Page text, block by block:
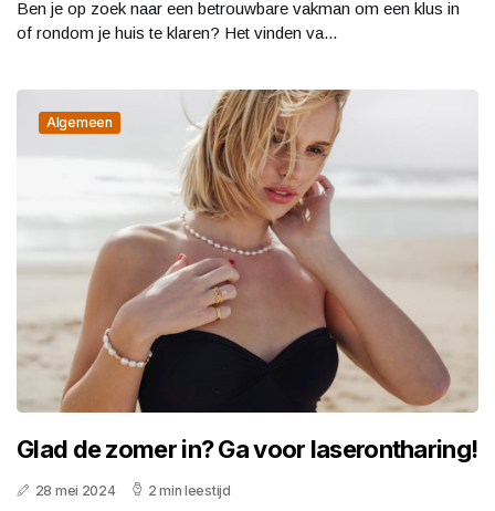
Ben je op zoek naar een betrouwbare vakman om een klus in
of rondom je huis te klaren? Het vinden va...
Algemeen
Glad de zomer in? Ga voor laserontharing!
28 mei 2024 2 min leestijd